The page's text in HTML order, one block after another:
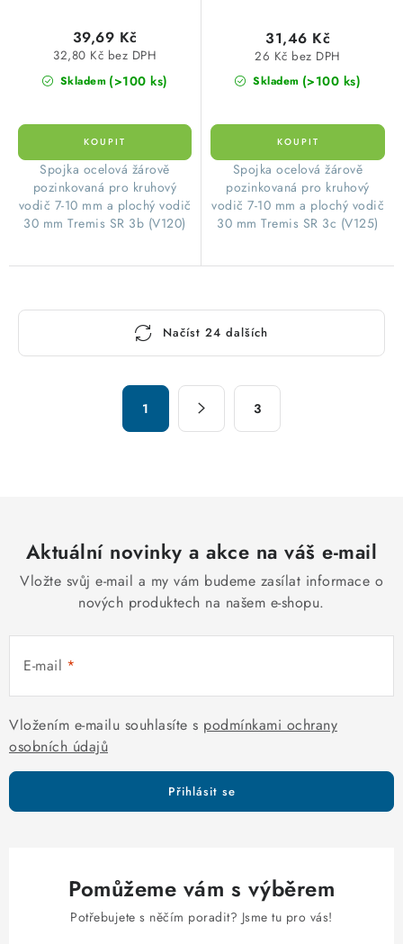
Skladem (>100 ks)
32,80 Kč bez DPH
39,69 Kč
Spojka ocelová žárově
pozinkovaná pro kruhový
vodič 7-10 mm a plochý vodič
30 mm Tremis SR 3b (V120)
Skladem (>100 ks)
26 Kč bez DPH
31,46 Kč
Spojka ocelová žárově
pozinkovaná pro kruhový
vodič 7-10 mm a plochý vodič
30 mm Tremis SR 3c (V125)
O
v
k
p
i
s
u
Načíst 24 dalších
á
n
1 3
Aktuální novinky a akce na váš e-mail
Vložte svůj e-mail a my vám budeme zasílat informace o
nových produktech na našem e-shopu.
E-mail
Vložením e-mailu souhlasíte s podmínkami ochrany
osobních údajů
Přihlásit se
Pomůžeme vám s výběrem
Potřebujete s něčím poradit? Jsme tu pro vás!